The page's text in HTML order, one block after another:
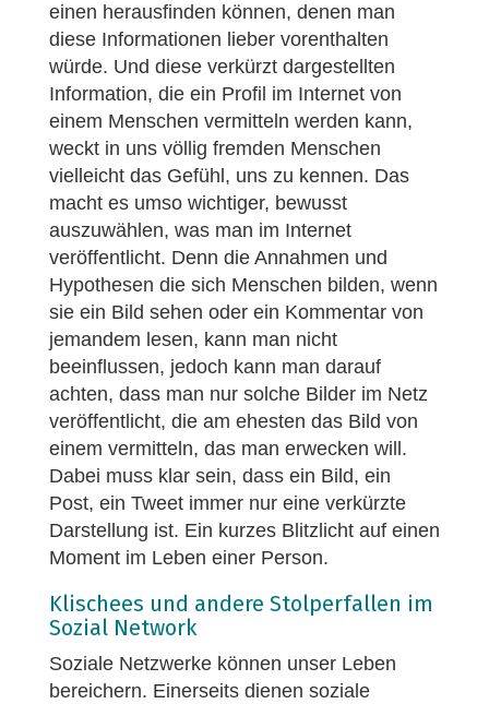
einen herausfinden können, denen man
diese Informationen lieber vorenthalten
würde. Und diese verkürzt dargestellten
Information, die ein Profil im Internet von
einem Menschen vermitteln werden kann,
weckt in uns völlig fremden Menschen
vielleicht das Gefühl, uns zu kennen. Das
macht es umso wichtiger, bewusst
auszuwählen, was man im Internet
veröffentlicht. Denn die Annahmen und
Hypothesen die sich Menschen bilden, wenn
sie ein Bild sehen oder ein Kommentar von
jemandem lesen, kann man nicht
beeinflussen, jedoch kann man darauf
achten, dass man nur solche Bilder im Netz
veröffentlicht, die am ehesten das Bild von
einem vermitteln, das man erwecken will.
Dabei muss klar sein, dass ein Bild, ein
Post, ein Tweet immer nur eine verkürzte
Darstellung ist. Ein kurzes Blitzlicht auf einen
Moment im Leben einer Person.
Klischees und andere Stolperfallen im
Sozial Network
Soziale Netzwerke können unser Leben
bereichern. Einerseits dienen soziale